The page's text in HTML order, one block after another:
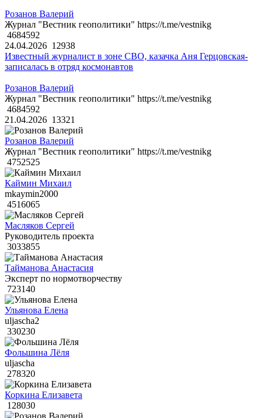
Розанов Валерий
Журнал "Вестник геополитики" https://t.me/vestnikg
4684592
24.04.2026 12938
Известный журналист в зоне СВО, казачка Аня Герцовская-
записалась в отряд космонавтов
Розанов Валерий
Журнал "Вестник геополитики" https://t.me/vestnikg
4684592
21.04.2026 13321
Розанов Валерий
Журнал "Вестник геополитики" https://t.me/vestnikg
4752525
Каймин Михаил
mkaymin2000
4516065
Масляков Сергей
Руководитель проекта
3033855
Тайманова Анастасия
Эксперт по нормотворчеству
723140
Ульянова Елена
uljascha2
330230
Фольшина Лёля
uljascha
278320
Коркина Елизавета
128030